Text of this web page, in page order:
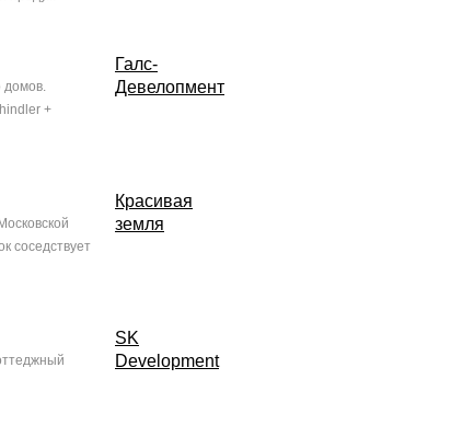
домов.
+
Галс-
Девелопмент
соседствует
Красивая
земля
SK
Development